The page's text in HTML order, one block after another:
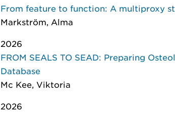
From feature to function: A multiproxy
Markström, Alma
2026
FROM SEALS TO SEAD: Preparing
Database
Mc Kee, Viktoria
2026